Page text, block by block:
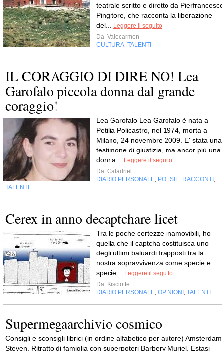
teatrale scritto e diretto da
Pingitore, che racconta la liberazione
del...
Leggere il seguito
Da Valecarmen
CULTURA TALENTI
IL CORAGGIO DI DIRE NO! Lea
Garofalo piccola donna dal grande
coraggio!
Lea Garofalo Lea Garofalo è nata a
Petilia Policastro, nel 1974, morta a
Milano, 24 novembre 2009. E' stata una
testimone di giustizia, ma ancor più una
donna...
Leggere il seguito
Da Galadriel
DIARIO PERSONALE POESIE RACCONTI
TALENTI
Cerex in anno decaptchare licet
Tra le poche certezze inamovibili, ho
quella che il captcha costituisca uno
degli ultimi baluardi frapposti tra la
nostra sopravvivenza come specie e
specie...
Leggere il seguito
Da Kisciotte
DIARIO PERSONALE OPINIONI TALENTI
Supermegaarchivio cosmico
Consigli e sconsigli librici (in ordine alfabetico per autore) Amsterdam
Steven, Ritratto di famiglia con superpoteri Barbery Muriel, Estasi